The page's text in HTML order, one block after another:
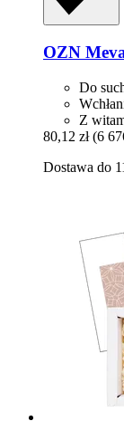
OZN
Do
Z
80,12 zł (6
Dostawa do